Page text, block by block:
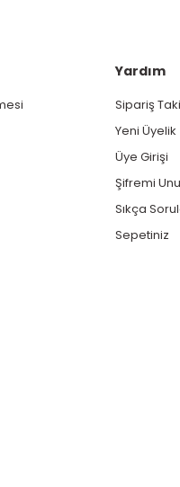
Yardım
Sipariş
Yeni Üyelik
Üye Girişi
Şifremi
Sıkça
Sepetiniz